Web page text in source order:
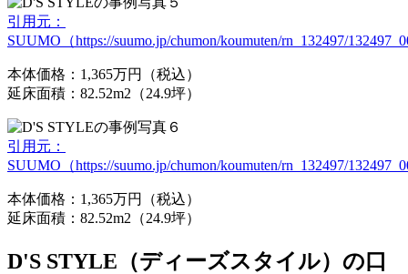
引用元：
SUUMO（https://suumo.jp/chumon/koumuten/rn_132497/
本体価格：1,365万円（税込）
延床面積：82.52m2（24.9坪）
引用元：
SUUMO（https://suumo.jp/chumon/koumuten/rn_132497/
本体価格：1,365万円（税込）
延床面積：82.52m2（24.9坪）
D'S STYLE（ディーズスタイル）の口